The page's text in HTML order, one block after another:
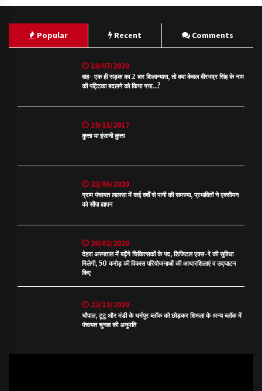
Popular Recent Comments
18/07/2020
वाह- एक ही सड़क का 2 बार शिलान्यास, तो क्या केवल वीरभद्र सिंह के नाम
की पट्टिका बदलने को किया गया…?
19/11/2017
कुत्ता या इंसानी कुत्ता
22/06/2020
ग्राम पंचायत लालसा में कई वर्षों से पानी की समस्या, प्रभावितों ने एक्सीयन
को सौंपा ज्ञापन
20/02/2020
देहरा अस्पताल में बढ़ेंगे चिकित्सकों के पद, डिजिटल एक्स-रे की सुविधा
मिलेगी, 50 करोड़ की विकास परियोजनाओं की आधारशिलाएं व उद्घाटन
किए
22/12/2020
चौपाल, टूटू और मंडी के धर्मपुर ब्लॉक को छोड़कर शिमला के अन्य ब्लॉक में
पंचायत चुनाव की अनुमति